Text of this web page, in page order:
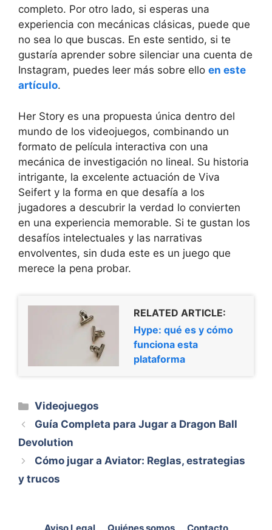
completo. Por otro lado, si esperas una
experiencia con mecánicas clásicas, puede que
no sea lo que buscas. En este sentido, si te
gustaría aprender sobre silenciar una cuenta de
Instagram, puedes leer más sobre ello en este
artículo.
Her Story es una propuesta única dentro del
mundo de los videojuegos, combinando un
formato de película interactiva con una
mecánica de investigación no lineal. Su historia
intrigante, la excelente actuación de Viva
Seifert y la forma en que desafía a los
jugadores a descubrir la verdad lo convierten
en una experiencia memorable. Si te gustan los
desafíos intelectuales y las narrativas
envolventes, sin duda este es un juego que
merece la pena probar.
RELATED ARTICLE:
Hype: qué es y cómo
funciona esta
plataforma
Categorías
Videojuegos
Guía Completa para Jugar a Dragon Ball
Devolution
Cómo jugar a Aviator: Reglas, estrategias
y trucos